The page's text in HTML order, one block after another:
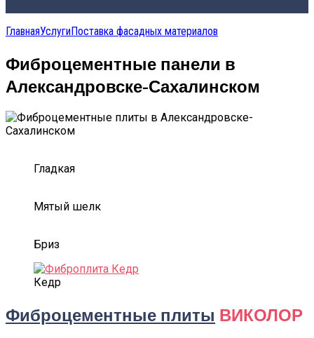
ГлавнаяУслугиПоставка фасадных материалов
Фиброцементные панели в
Александровске-Сахалинском
Гладкая
Мятый шелк
Бриз
Кедр
Фиброцементные плиты ВИКОЛОР